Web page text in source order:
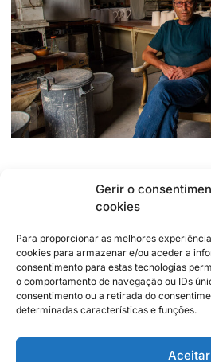
Gerir o
cookies
Para proporcionar as melhores
cookies para armazenar e/ou aceder a
consentimento para estas tecnologias
o comportamento de navegação ou IDs
consentimento ou a retirada do
determinadas características e funções.
Aceitar
Morada do Estúdio:
Rua da Indústria, 12 - Zona Industrial
Caldas da Rainha
+351916646393
Parceiros Institucionais
Política de Sustentabilidade
Aviso Legal
Política de Privacidade
2026